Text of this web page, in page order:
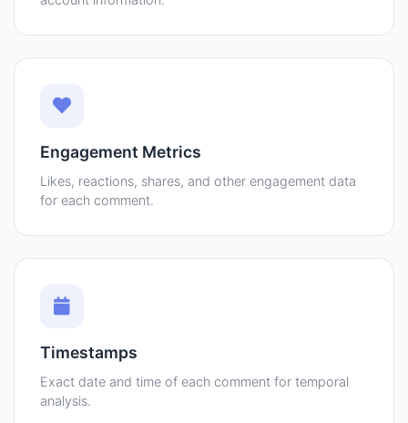
Engagement Metrics
Likes, reactions, shares, and other engagement data
for each comment.
Timestamps
Exact date and time of each comment for temporal
analysis.